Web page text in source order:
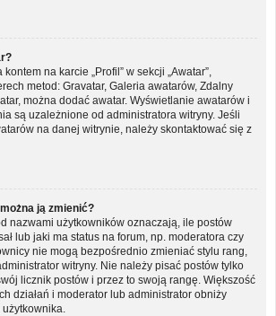
na karcie „Profil” w sekcji „Awatar”,
metod: Gravatar, Galeria awatarów, Zdalny
można dodać awatar. Wyświetlanie awatarów i
są uzależnione od administratora witryny. Jeśli
na danej witrynie, należy skontaktować się z
ją zmienić?
nazwami użytkowników oznaczają, ile postów
lub jaki ma status na forum, np. moderatora czy
nie mogą bezpośrednio zmieniać stylu rang,
witryny. Nie należy pisać postów tylko
licznik postów i przez to swoją rangę. Większość
działań i moderator lub administrator obniży